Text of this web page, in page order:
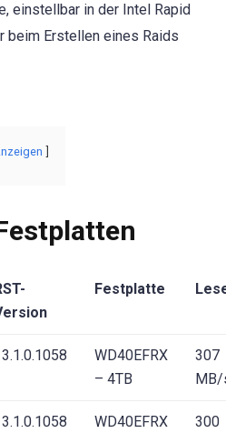
einstellbar in der Intel Rapid
beim Erstellen eines Raids
Festplatte
WD40EFRX
– 4TB
307
WD40EFRX
300